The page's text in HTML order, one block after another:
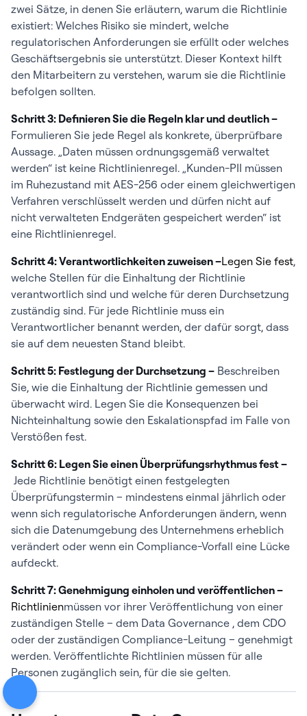
zwei Sätze, in denen Sie erläutern, warum die Richtlinie
existiert: Welches Risiko sie mindert, welche
regulatorischen Anforderungen sie erfüllt oder welches
Geschäftsergebnis sie unterstützt. Dieser Kontext hilft
den Mitarbeitern zu verstehen, warum sie die Richtlinie
befolgen sollten.
Schritt 3: Definieren Sie die Regeln klar und deutlich –
Formulieren Sie jede Regel als konkrete, überprüfbare
Aussage. „Daten müssen ordnungsgemäß verwaltet
werden“ ist keine Richtlinienregel. „Kunden-PII müssen
im Ruhezustand mit AES-256 oder einem gleichwertigen
Verfahren verschlüsselt werden und dürfen nicht auf
nicht verwalteten Endgeräten gespeichert werden“ ist
eine Richtlinienregel.
Schritt 4: Verantwortlichkeiten zuweisen –Legen Sie fest,
welche Stellen für die Einhaltung der Richtlinie
verantwortlich sind und welche für deren Durchsetzung
zuständig sind. Für jede Richtlinie muss ein
Verantwortlicher benannt werden, der dafür sorgt, dass
sie auf dem neuesten Stand bleibt.
Schritt 5: Festlegung der Durchsetzung – Beschreiben
Sie, wie die Einhaltung der Richtlinie gemessen und
überwacht wird. Legen Sie die Konsequenzen bei
Nichteinhaltung sowie den Eskalationspfad im Falle von
Verstößen fest.
Schritt 6: Legen Sie einen Überprüfungsrhythmus fest –
Jede Richtlinie benötigt einen festgelegten
Überprüfungstermin – mindestens einmal jährlich oder
wenn sich regulatorische Anforderungen ändern, wenn
sich die Datenumgebung des Unternehmens erheblich
verändert oder wenn ein Compliance-Vorfall eine Lücke
aufdeckt.
Schritt 7: Genehmigung einholen und veröffentlichen –
Richtlinienmüssen vor ihrer Veröffentlichung von einer
zuständigen Stelle – dem Data Governance , dem CDO
oder der zuständigen Compliance-Leitung – genehmigt
werden. Veröffentlichte Richtlinien müssen für alle
Personen zugänglich sein, für die sie gelten.